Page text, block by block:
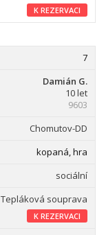
K REZERVACI
7
Damián G.
10 let
9603
Chomutov-DD
kopaná, hra
sociální
Tepláková souprava
K REZERVACI